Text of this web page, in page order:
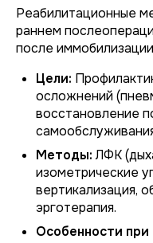
Реабилитационные
раннем
после
Цели:
осложнений
восстановление
Методы:ЛФК
изометрические
вертикализация,
эрготерапия.
Особенности при